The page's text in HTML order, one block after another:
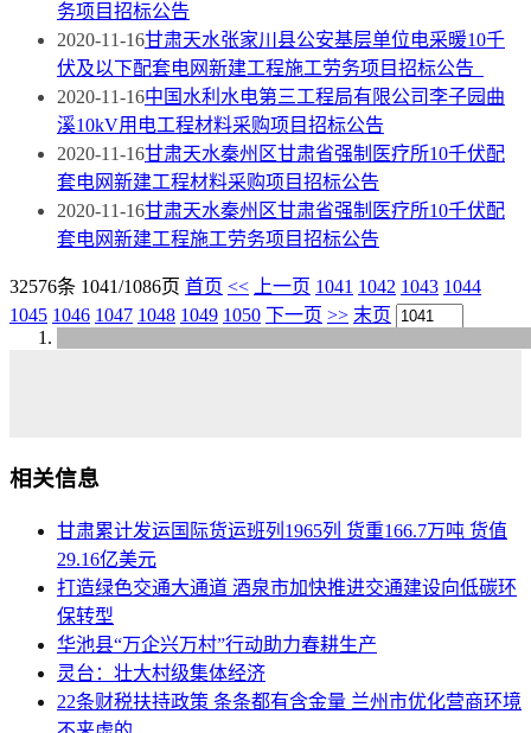
务项目招标公告
2020-11-16甘肃天水张家川县公安基层单位电采暖10千
伏及以下配套电网新建工程施工劳务项目招标公告
2020-11-16中国水利水电第三工程局有限公司李子园曲
溪10kV用电工程材料采购项目招标公告
2020-11-16甘肃天水秦州区甘肃省强制医疗所10千伏配
套电网新建工程材料采购项目招标公告
2020-11-16甘肃天水秦州区甘肃省强制医疗所10千伏配
套电网新建工程施工劳务项目招标公告
32576条 1041/1086页 首页 << 上一页 1041 1042 1043 1044
1045 1046 1047 1048 1049 1050 下一页 >> 末页
相关信息
甘肃累计发运国际货运班列1965列 货重166.7万吨 货值
29.16亿美元
打造绿色交通大通道 酒泉市加快推进交通建设向低碳环
保转型
华池县“万企兴万村”行动助力春耕生产
灵台：壮大村级集体经济
22条财税扶持政策 条条都有含金量 兰州市优化营商环境